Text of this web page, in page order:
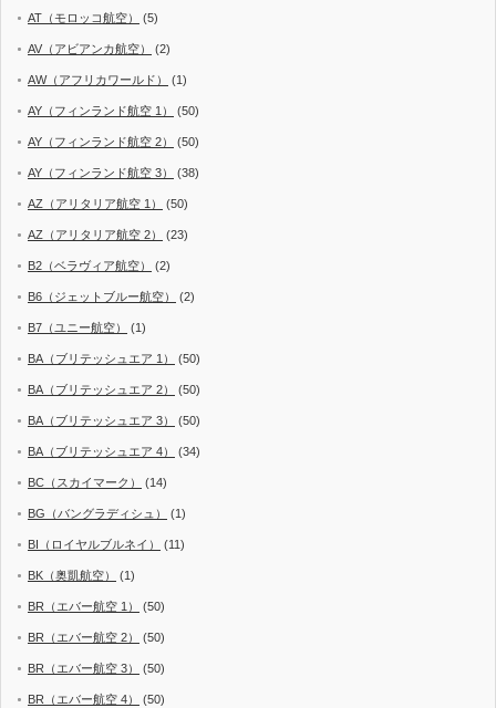
AT（モロッコ航空） (5)
AV（アビアンカ航空） (2)
AW（アフリカワールド） (1)
AY（フィンランド航空 1） (50)
AY（フィンランド航空 2） (50)
AY（フィンランド航空 3） (38)
AZ（アリタリア航空 1） (50)
AZ（アリタリア航空 2） (23)
B2（ベラヴィア航空） (2)
B6（ジェットブルー航空） (2)
B7（ユニー航空） (1)
BA（ブリテッシュエア 1） (50)
BA（ブリテッシュエア 2） (50)
BA（ブリテッシュエア 3） (50)
BA（ブリテッシュエア 4） (34)
BC（スカイマーク） (14)
BG（バングラディシュ） (1)
BI（ロイヤルブルネイ） (11)
BK（奥凱航空） (1)
BR（エバー航空 1） (50)
BR（エバー航空 2） (50)
BR（エバー航空 3） (50)
BR（エバー航空 4） (50)